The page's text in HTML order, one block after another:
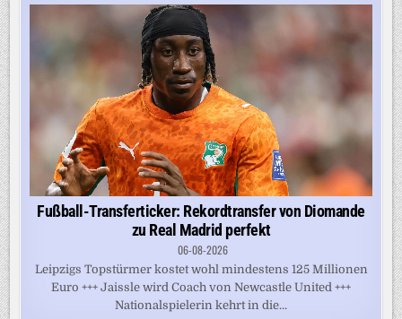
Fußball-Transferticker: Rekordtransfer von Diomande
zu Real Madrid perfekt
06-08-2026
Leipzigs Topstürmer kostet wohl mindestens 125 Millionen
Euro +++ Jaissle wird Coach von Newcastle United +++
Nationalspielerin kehrt in die...